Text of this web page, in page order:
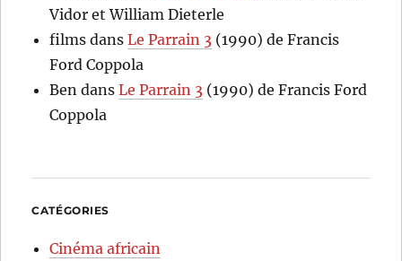
Vidor et William Dieterle
films dansLe Parrain 3 (1990) de Francis
Ford Coppola
Ben dansLe Parrain 3 (1990) de Francis Ford
Coppola
CATÉGORIES
Cinéma africain